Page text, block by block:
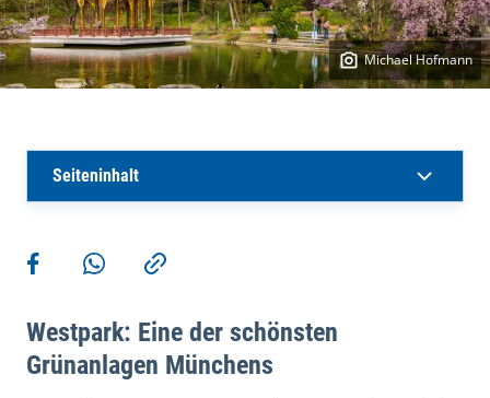
Michael Hofmann
Seiteninhalt
Weitere Aktionen
Teilen auf Facebook
Teilen via WhatsApp
Kopieren
Westpark: Eine der schönsten
Grünanlagen Münchens